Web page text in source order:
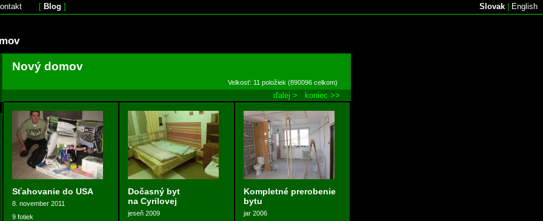
[ Blog ] Slovak English
Nový domov
Velkosť: 11 položiek (890096 celkom)
ďalej > koniec >>
Sťahovanie do USA
8. november 2011
9 fotiek
Dočasný byt
na Cyrilovej
jeseň 2009
Kompletné prerobenie
bytu
jar 2006